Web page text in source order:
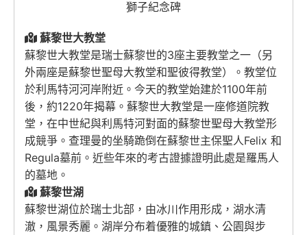
獅子紀念碑
蘇黎世大教堂
蘇黎世大教堂是瑞士蘇黎世的3座主要教堂之一（另
外兩座是蘇黎世聖母大教堂和聖彼得教堂）。教堂位
於利馬特河河岸附近。今天的教堂始建於1100年前
後，約1220年揭幕。蘇黎世大教堂是一座修道院教
堂，在中世紀與利馬特河對面的蘇黎世聖母大教堂形
成競爭。查理曼的坐騎跪倒在蘇黎世主保聖人Felix 和
Regula墓前。近些年來的考古證據證明此處是羅馬人
的墓地。
蘇黎世湖
蘇黎世湖位於瑞士北部，由冰川作用形成，湖水清
澈，風景秀麗。湖岸分布着優雅的城鎮、公園與步